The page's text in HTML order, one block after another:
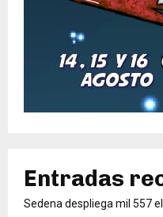
Entradas
Sedena despliega mil 557